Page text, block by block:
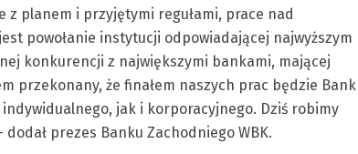
planem i przyjętymi regułami, prace nad
powołanie instytucji odpowiadającej najwyższym
konkurencji z największymi bankami, mającej
przekonany, że finałem naszych prac będzie Bank
jak i korporacyjnego. Dziś robimy
prezes Banku Zachodniego WBK.